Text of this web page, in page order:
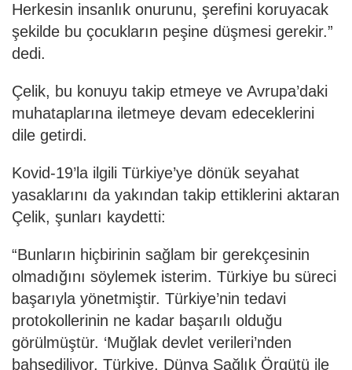
Herkesin insanlık onurunu, şerefini koruyacak
şekilde bu çocukların peşine düşmesi gerekir.”
dedi.
Çelik, bu konuyu takip etmeye ve Avrupa’daki
muhataplarına iletmeye devam edeceklerini
dile getirdi.
Kovid-19’la ilgili Türkiye’ye dönük seyahat
yasaklarını da yakından takip ettiklerini aktaran
Çelik, şunları kaydetti:
“Bunların hiçbirinin sağlam bir gerekçesinin
olmadığını söylemek isterim. Türkiye bu süreci
başarıyla yönetmiştir. Türkiye’nin tedavi
protokollerinin ne kadar başarılı olduğu
görülmüştür. ‘Muğlak devlet verileri’nden
bahsediliyor, Türkiye, Dünya Sağlık Örgütü ile